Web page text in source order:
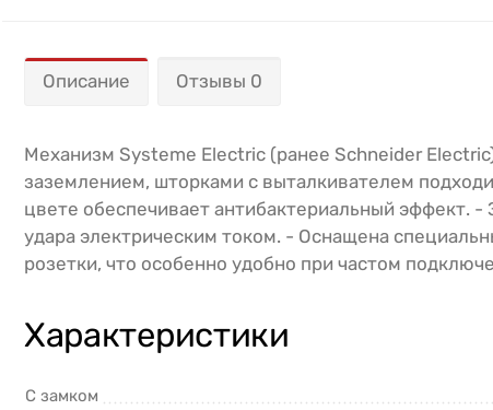
Описание Отзывы 0
Механизм Systeme Electric (ранее Schneider
заземлением, шторками с выталкивателем
цвете обеспечивает антибактериальный эффект.
удара электрическим током. - Оснащена
розетки, что особенно удобно при частом
Характеристики
С замком